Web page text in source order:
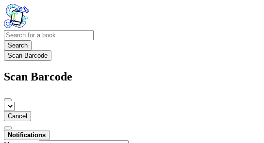
Search
Scan Barcode
Scan Barcode
Cancel
Notifications